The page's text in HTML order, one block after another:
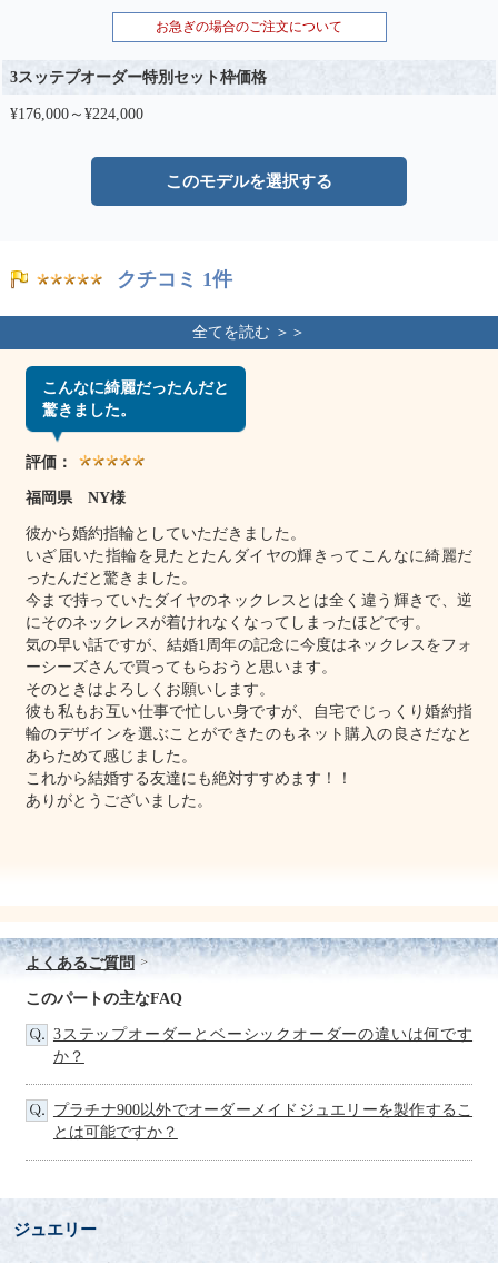
お急ぎの場合のご注文について
3スッテプオーダー特別セット枠価格
¥176,000～¥224,000
このモデルを選択する
クチコミ 1件
こんなに綺麗だったんだと
驚きました。
評価：
福岡県 NY様
彼から婚約指輪としていただきました。
いざ届いた指輪を見たとたんダイヤの輝きってこんなに綺麗だ
ったんだと驚きました。
今まで持っていたダイヤのネックレスとは全く違う輝きで、逆
にそのネックレスが着けれなくなってしまったほどです。
気の早い話ですが、結婚1周年の記念に今度はネックレスをフォ
ーシーズさんで買ってもらおうと思います。
そのときはよろしくお願いします。
彼も私もお互い仕事で忙しい身ですが、自宅でじっくり婚約指
輪のデザインを選ぶことができたのもネット購入の良さだなと
あらためて感じました。
これから結婚する友達にも絶対すすめます！！
ありがとうございました。
よくあるご質問
このパートの主なFAQ
3ステップオーダーとベーシックオーダーの違いは何です
か？
プラチナ900以外でオーダーメイドジュエリーを製作するこ
とは可能ですか？
ジュエリー